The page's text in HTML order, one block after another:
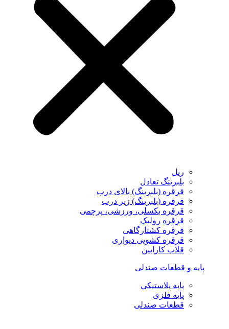
ریل
بلبرینگ تعادل
قرقره (بلبرینگ) بالای درب
قرقره (بلبرینگ) زیر درب
قرقره بکسلی، ورزشی، پرچمی
قرقره رولیک
قرقره کشتارگاهی
قرقره کشویی دیواری
قلاب کارابین
پایه و قطعات صندلی
پایه پلاستیکی
پایه فلزی
قطعات صندلی